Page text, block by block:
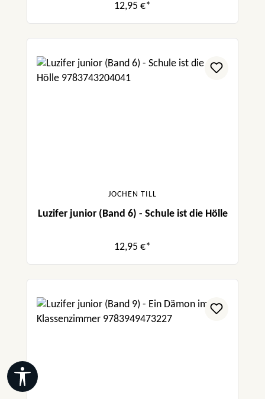
12,95 €*
JOCHEN TILL
Luzifer junior (Band 6) - Schule ist die Hölle
12,95 €*
Werkzeugleiste anzeigen